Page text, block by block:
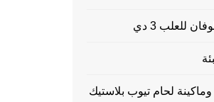
للعلب 3 دي
لحام تيوب بلاستيك